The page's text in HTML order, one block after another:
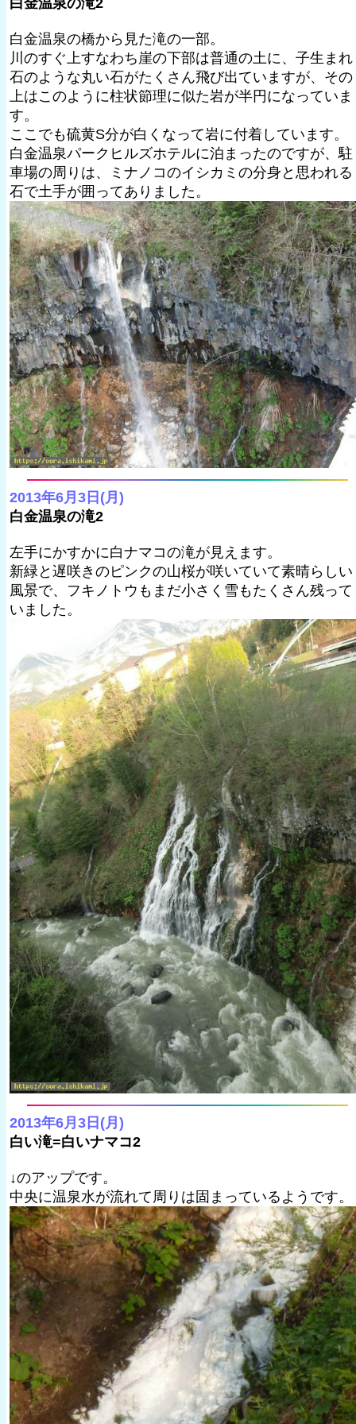
白金温泉の滝2
白金温泉の橋から見た滝の一部。
川のすぐ上すなわち崖の下部は普通の土に、子生まれ
石のような丸い石がたくさん飛び出ていますが、その
上はこのように柱状節理に似た岩が半円になっていま
す。
ここでも硫黄S分が白くなって岩に付着しています。
白金温泉パークヒルズホテルに泊まったのですが、駐
車場の周りは、ミナノコのイシカミの分身と思われる
石で土手が囲ってありました。
2013年6月3日(月)
白金温泉の滝2
左手にかすかに白ナマコの滝が見えます。
新緑と遅咲きのピンクの山桜が咲いていて素晴らしい
風景で、フキノトウもまだ小さく雪もたくさん残って
いました。
2013年6月3日(月)
白い滝=白いナマコ2
↓のアップです。
中央に温泉水が流れて周りは固まっているようです。